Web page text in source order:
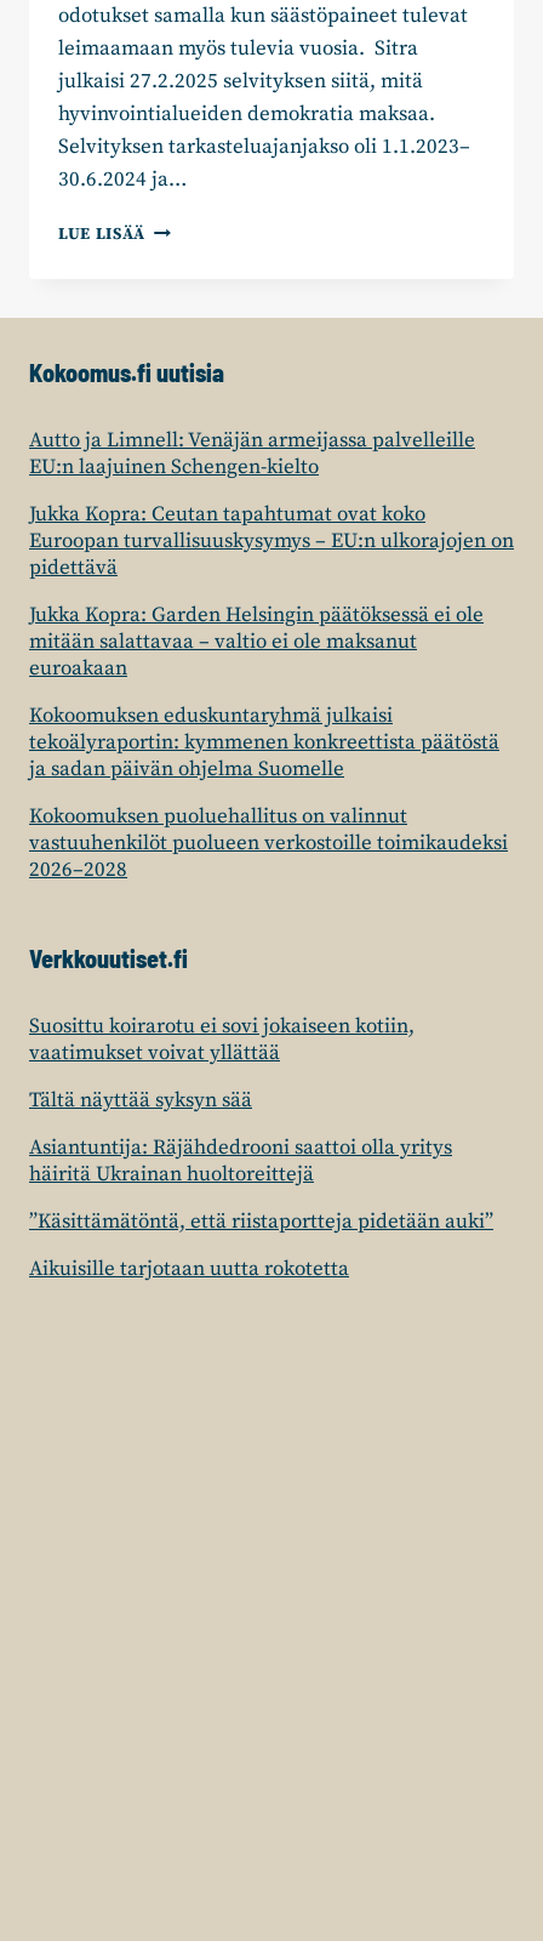
odotukset samalla kun säästöpaineet tulevat
leimaamaan myös tulevia vuosia. Sitra
julkaisi 27.2.2025 selvityksen siitä, mitä
hyvinvointialueiden demokratia maksaa.
Selvityksen tarkasteluajanjakso oli 1.1.2023–
30.6.2024 ja…
LUE LISÄÄ KAINUUN
Kokoomus.fi uutisia
Autto ja Limnell: Venäjän armeijassa palvelleille
EU:n laajuinen Schengen-kielto
Jukka Kopra: Ceutan tapahtumat ovat koko
Euroopan turvallisuuskysymys – EU:n ulkorajojen on
pidettävä
Jukka Kopra: Garden Helsingin päätöksessä ei ole
mitään salattavaa – valtio ei ole maksanut
euroakaan
Kokoomuksen eduskuntaryhmä julkaisi
tekoälyraportin: kymmenen konkreettista päätöstä
ja sadan päivän ohjelma Suomelle
Kokoomuksen puoluehallitus on valinnut
vastuuhenkilöt puolueen verkostoille toimikaudeksi
2026–2028
Verkkouutiset.fi
Suosittu koirarotu ei sovi jokaiseen kotiin,
vaatimukset voivat yllättää
Tältä näyttää syksyn sää
Asiantuntija: Räjähdedrooni saattoi olla yritys
häiritä Ukrainan huoltoreittejä
”Käsittämätöntä, että riistaportteja pidetään auki”
Aikuisille tarjotaan uutta rokotetta